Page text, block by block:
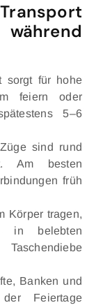
sorgt für hohe
feiern oder
5–6
sind rund
Am besten
früh
Körper tragen,
in belebten
Banken und
Feiertage